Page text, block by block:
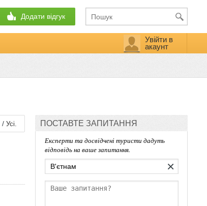
Додати відгук
Увійти в
акаунт
ПОСТАВТЕ ЗАПИТАННЯ
Експерти та досвідчені туристи дадуть
відповідь на ваше запитання.
×
/ Усі.